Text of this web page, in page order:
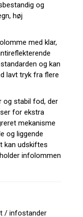
og
høj
med klar,
og kan
lavt tryk fra flere
og stabil fod, der
for ekstra
mekanisme
og liggende
kan udskiftes
infolommen
/ infostander